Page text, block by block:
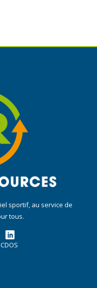
sportif, au service de
tous.